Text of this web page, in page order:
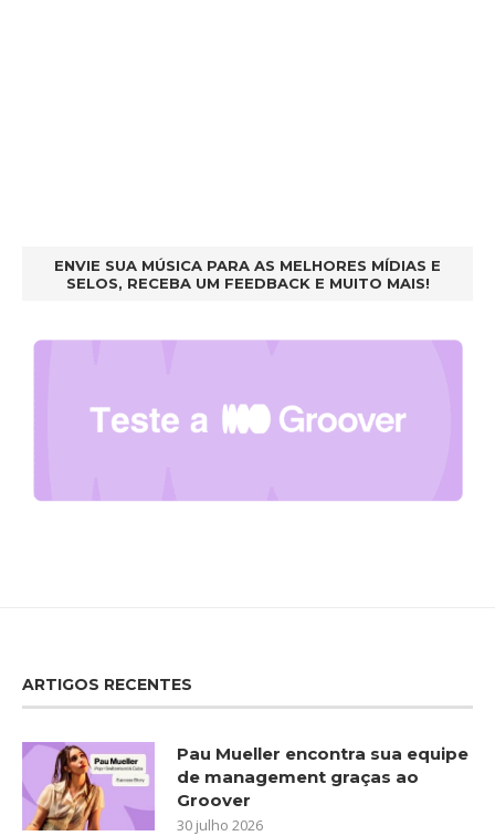
ENVIE SUA MÚSICA PARA AS MELHORES MÍDIAS E
SELOS, RECEBA UM FEEDBACK E MUITO MAIS!
ARTIGOS RECENTES
Pau Mueller encontra sua equipe
de management graças ao
Groover
30 julho 2026